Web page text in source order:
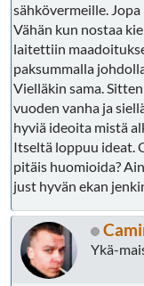
sähkövermeille.
Vähän kun nostaa
laitettiin
paksummalla
Vielläkin sama.
vuoden vanha ja
hyviä ideoita mistä
Itseltä loppuu ideat.
pitäis huomioida?
just hyvän ekan
Ykä-